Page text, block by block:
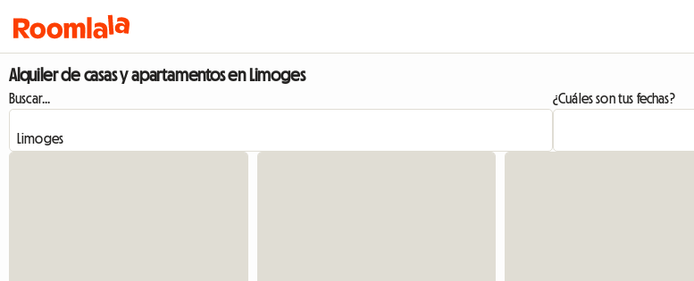
Alquiler de casas y apartamentos en Limoges
Buscar... ¿Cuáles son tus fechas?